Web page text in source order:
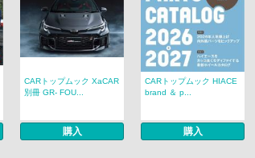
CARトップムック XaCAR
別冊 GR- FOU...
購入
CARトップムック HIACE
brand ＆ p...
購入